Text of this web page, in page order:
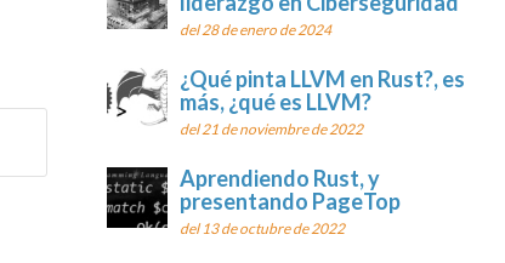
del 28 de enero de 2024
¿Qué pinta LLVM en Rust?, es
más, ¿qué es LLVM?
del 21 de noviembre de 2022
Aprendiendo Rust, y
presentando PageTop
del 13 de octubre de 2022